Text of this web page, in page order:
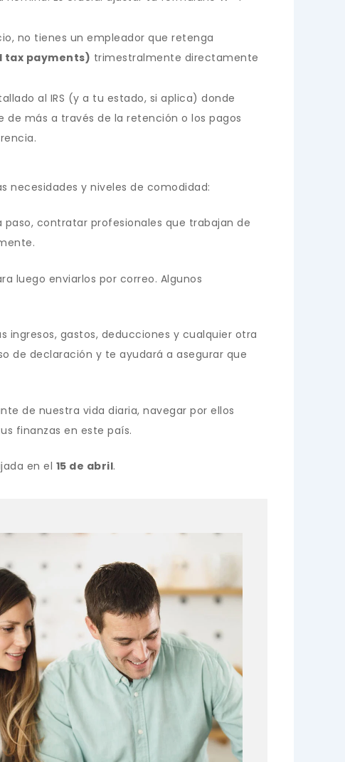
no tienes un empleador que retenga
tax payments) trimestralmente directamente
al IRS (y a tu estado, si aplica) donde
más a través de la retención o los pagos
necesidades y niveles de comodidad:
contratar profesionales que trabajan de
luego enviarlos por correo. Algunos
ingresos, gastos, deducciones y cualquier otra
de declaración y te ayudará a asegurar que
de nuestra vida diaria, navegar por ellos
finanzas en este país.
en el 15 de abril.